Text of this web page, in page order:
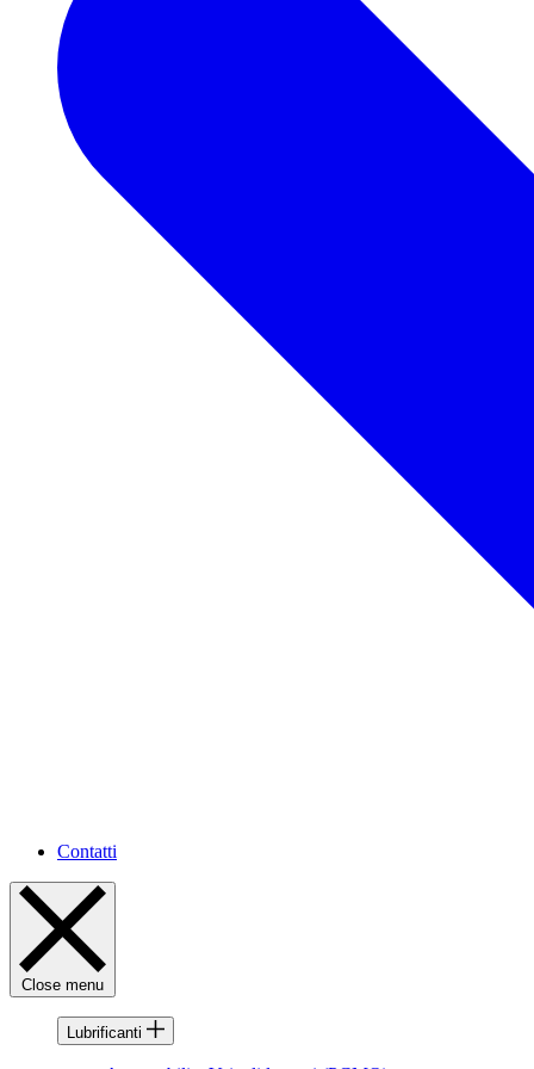
Contatti
Close menu
Lubrificanti